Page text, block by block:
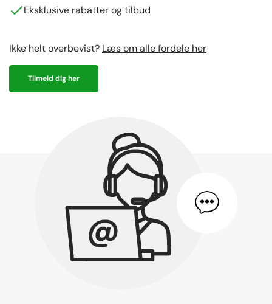
Eksklusive rabatter og tilbud
Ikke helt overbevist? Læs om alle fordele her
Tilmeld dig her